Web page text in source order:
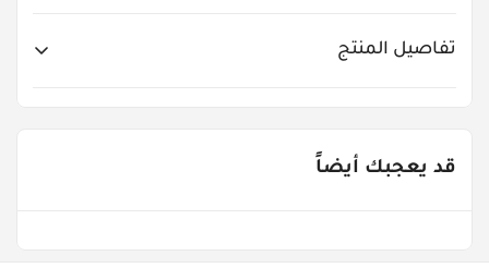
تفاصيل المنتج
قد يعجبك أيضاً